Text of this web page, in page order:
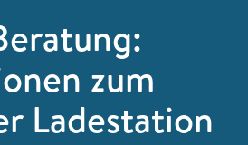
zum
Ladestation